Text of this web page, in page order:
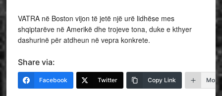
VATRA në Boston vijon të jetë një urë lidhëse mes
shqiptarëve në Amerikë dhe trojeve tona, duke e kthyer
dashurinë për atdheun në vepra konkrete.
Share via:
Facebook Twitter Copy Link More